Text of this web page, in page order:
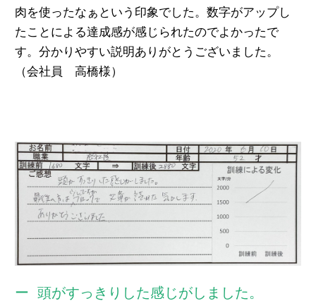
肉を使ったなぁという印象でした。数字がアップし
たことによる達成感が感じられたのでよかったで
す。分かりやすい説明ありがとうございました。
（会社員 高橋様）
頭がすっきりした感じがしました。